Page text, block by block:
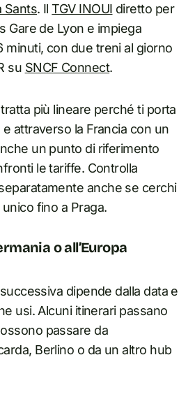
Sants. IlTGV INOUI diretto per
Gare de Lyon e impiega
minuti, con due treni al giorno
su SNCF Connect.
più lineare perché ti porta
attraverso la Francia con un
un punto di riferimento
le tariffe. Controlla
anche se cerchi
fino a Praga.
o all’Europa
dipende dalla data e
usi. Alcuni itinerari passano
passare da
Berlino o da un altro hub